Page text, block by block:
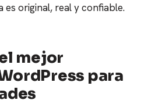
es original, real y confiable.
mejor
para